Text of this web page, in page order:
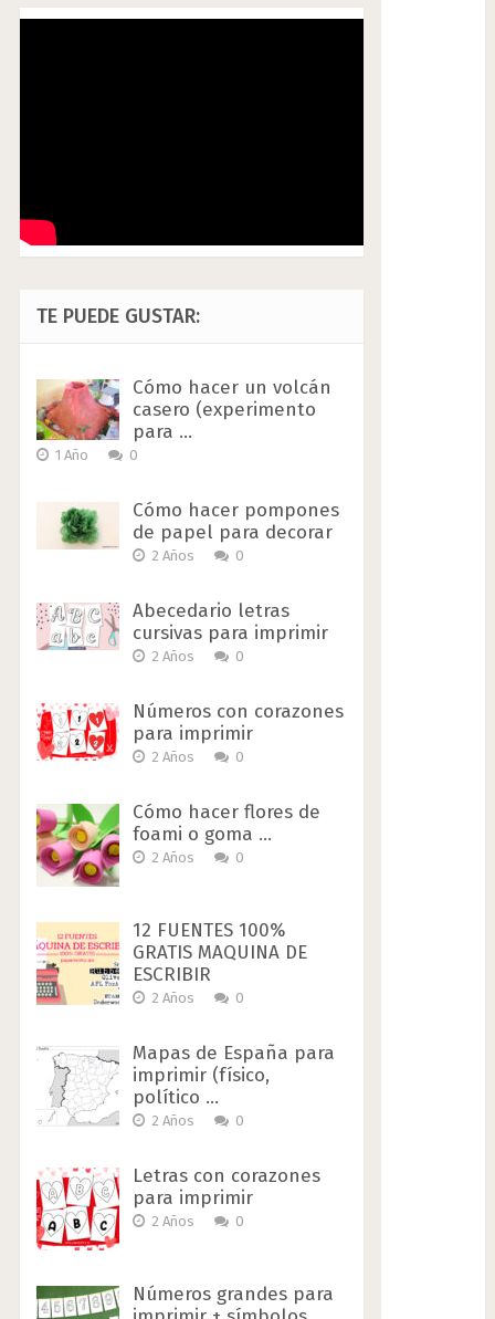
TE PUEDE GUSTAR:
Cómo hacer un volcán
casero (experimento
para …
1 Año 0
Cómo hacer pompones
de papel para decorar
2 Años 0
Abecedario letras
cursivas para imprimir
2 Años 0
Números con corazones
para imprimir
2 Años 0
Cómo hacer flores de
foami o goma …
2 Años 0
12 FUENTES 100%
GRATIS MAQUINA DE
ESCRIBIR
2 Años 0
Mapas de España para
imprimir (físico,
político …
2 Años 0
Letras con corazones
para imprimir
2 Años 0
Números grandes para